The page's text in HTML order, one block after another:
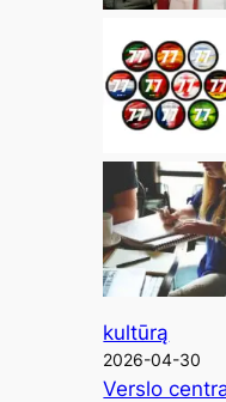
kultūrą
2026-04-30
Verslo